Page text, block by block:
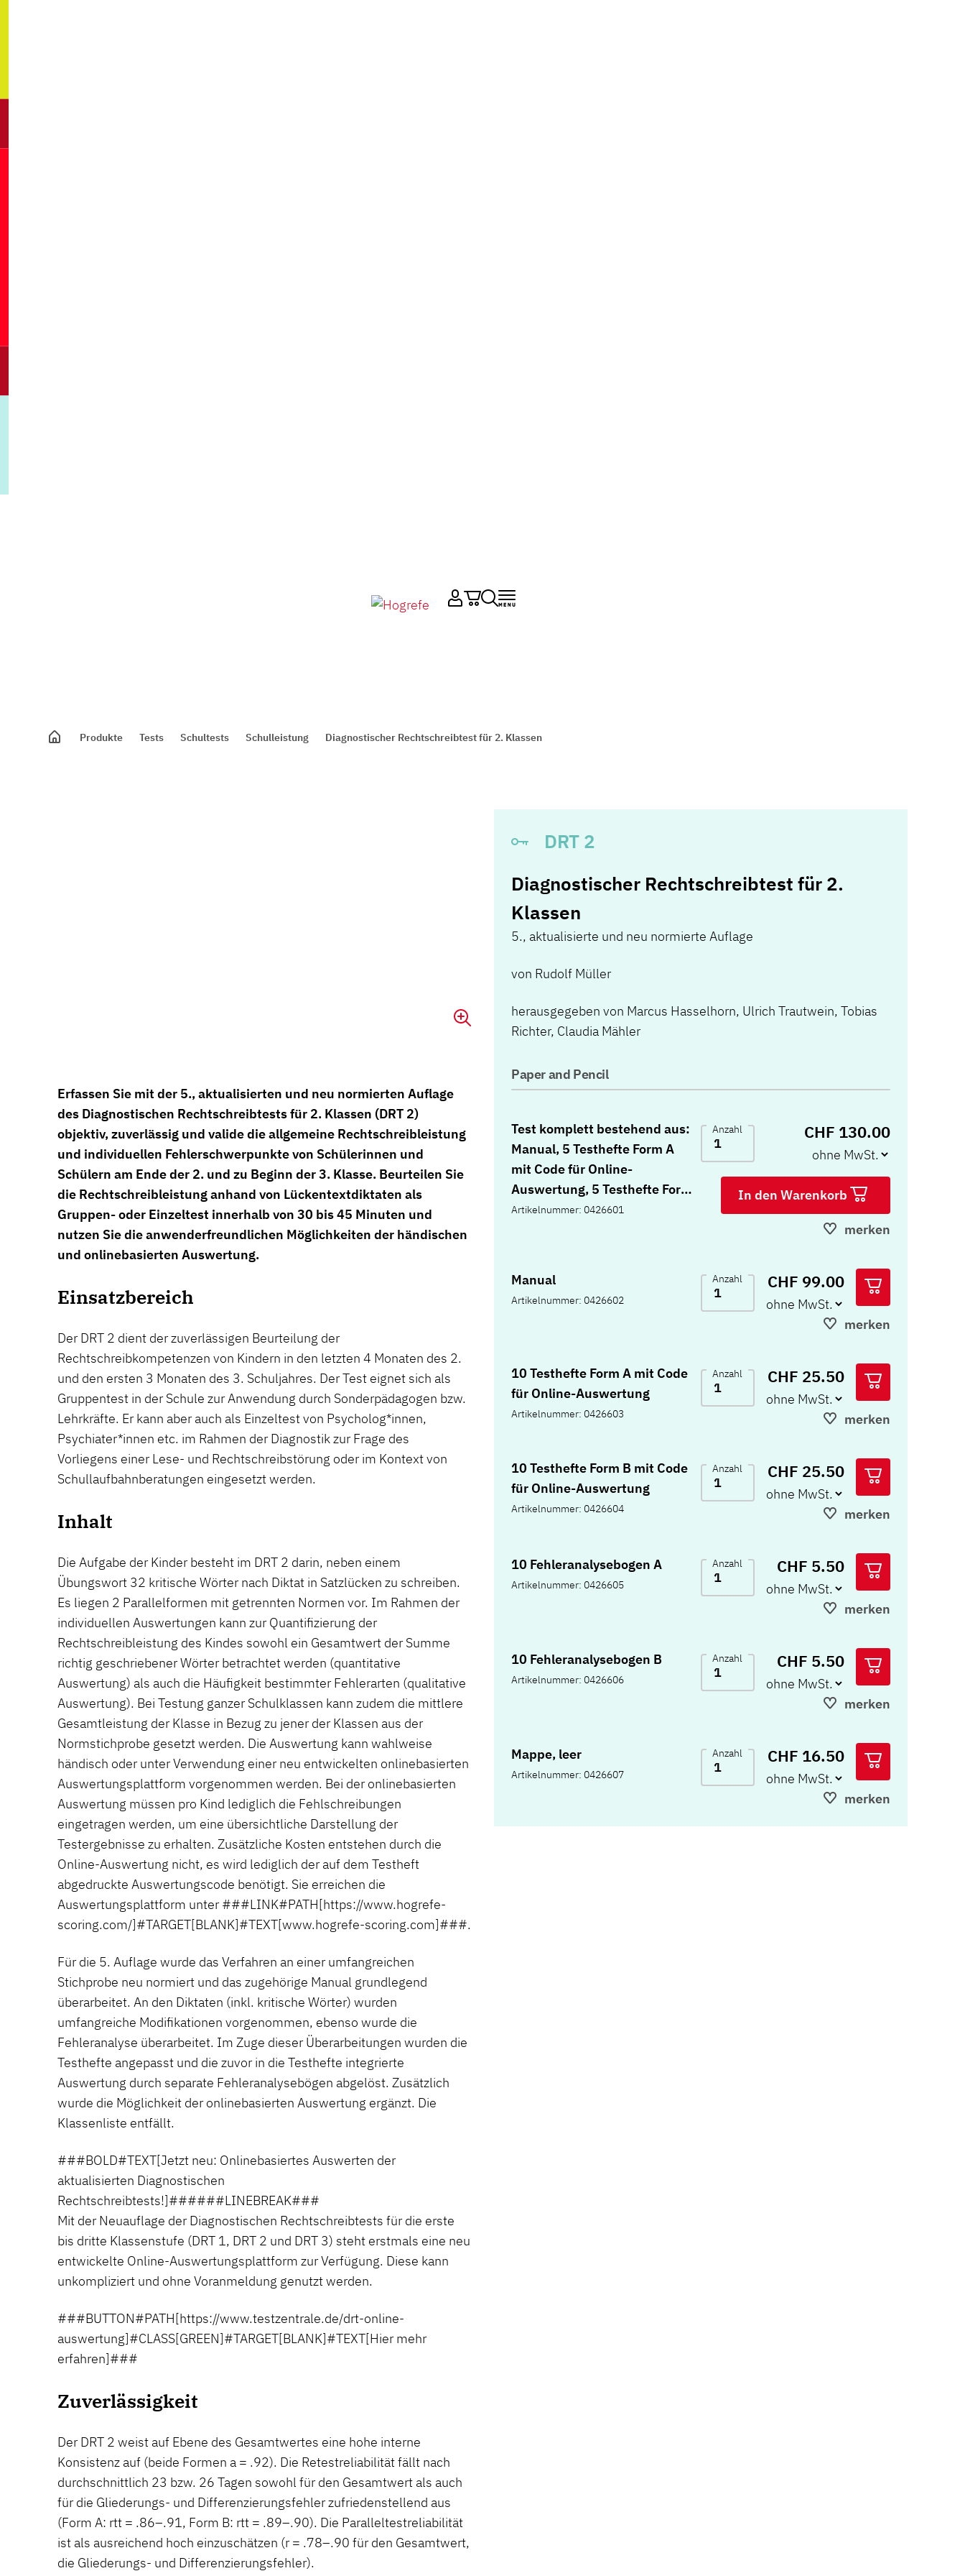
Produkte Tests Schultests Schulleistung Diagnostischer Rechtschreibtest für 2. Klassen
DRT 2
Diagnostischer Rechtschreibtest für 2.
Klassen
5., aktualisierte und neu normierte Auflage
von Rudolf Müller
herausgegeben von Marcus Hasselhorn, Ulrich Trautwein, Tobias
Richter, Claudia Mähler
Paper and Pencil
Test komplett bestehend aus:
Manual, 5 Testhefte Form A
mit Code für Online-
Auswertung, 5 Testhefte Form
B mit Code für Online-
Mappe
Artikelnummer: 0426601
Anzahl CHF 130.00
In den Warenkorb
merken
Manual
Artikelnummer: 0426602
Anzahl CHF 99.00
merken
10 Testhefte Form A mit Code
für Online-Auswertung
Artikelnummer: 0426603
Anzahl CHF 25.50
merken
10 Testhefte Form B mit Code
für Online-Auswertung
Artikelnummer: 0426604
Anzahl CHF 25.50
merken
10 Fehleranalysebogen A
Artikelnummer: 0426605
Anzahl CHF 5.50
merken
10 Fehleranalysebogen B
Artikelnummer: 0426606
Anzahl CHF 5.50
merken
Mappe, leer
Artikelnummer: 0426607
Anzahl CHF 16.50
merken
Erfassen Sie mit der 5., aktualisierten und neu normierten Auflage
des Diagnostischen Rechtschreibtests für 2. Klassen (DRT 2)
objektiv, zuverlässig und valide die allgemeine Rechtschreibleistung
und individuellen Fehlerschwerpunkte von Schülerinnen und
Schülern am Ende der 2. und zu Beginn der 3. Klasse. Beurteilen Sie
die Rechtschreibleistung anhand von Lückentextdiktaten als
Gruppen- oder Einzeltest innerhalb von 30 bis 45 Minuten und
nutzen Sie die anwenderfreundlichen Möglichkeiten der händischen
und onlinebasierten Auswertung.
Einsatzbereich
Der DRT 2 dient der zuverlässigen Beurteilung der
Rechtschreibkompetenzen von Kindern in den letzten 4 Monaten des 2.
und den ersten 3 Monaten des 3. Schuljahres. Der Test eignet sich als
Gruppentest in der Schule zur Anwendung durch Sonderpädagogen bzw.
Lehrkräfte. Er kann aber auch als Einzeltest von Psycholog*innen,
Psychiater*innen etc. im Rahmen der Diagnostik zur Frage des
Vorliegens einer Lese- und Rechtschreibstörung oder im Kontext von
Schullaufbahnberatungen eingesetzt werden.
Inhalt
Die Aufgabe der Kinder besteht im DRT 2 darin, neben einem
Übungswort 32 kritische Wörter nach Diktat in Satzlücken zu schreiben.
Es liegen 2 Parallelformen mit getrennten Normen vor. Im Rahmen der
individuellen Auswertungen kann zur Quantifizierung der
Rechtschreibleistung des Kindes sowohl ein Gesamtwert der Summe
richtig geschriebener Wörter betrachtet werden (quantitative
Auswertung) als auch die Häufigkeit bestimmter Fehlerarten (qualitative
Auswertung). Bei Testung ganzer Schulklassen kann zudem die mittlere
Gesamtleistung der Klasse in Bezug zu jener der Klassen aus der
Normstichprobe gesetzt werden. Die Auswertung kann wahlweise
händisch oder unter Verwendung einer neu entwickelten onlinebasierten
Auswertungsplattform vorgenommen werden. Bei der onlinebasierten
Auswertung müssen pro Kind lediglich die Fehlschreibungen
eingetragen werden, um eine übersichtliche Darstellung der
Testergebnisse zu erhalten. Zusätzliche Kosten entstehen durch die
Online-Auswertung nicht, es wird lediglich der auf dem Testheft
abgedruckte Auswertungscode benötigt. Sie erreichen die
Auswertungsplattform unter ###LINK#PATH[https://www.hogrefe-
scoring.com/]#TARGET[BLANK]#TEXT[www.hogrefe-scoring.com]###.
Für die 5. Auflage wurde das Verfahren an einer umfangreichen
Stichprobe neu normiert und das zugehörige Manual grundlegend
überarbeitet. An den Diktaten (inkl. kritische Wörter) wurden
umfangreiche Modifikationen vorgenommen, ebenso wurde die
Fehleranalyse überarbeitet. Im Zuge dieser Überarbeitungen wurden die
Testhefte angepasst und die zuvor in die Testhefte integrierte
Auswertung durch separate Fehleranalysebögen abgelöst. Zusätzlich
wurde die Möglichkeit der onlinebasierten Auswertung ergänzt. Die
Klassenliste entfällt.
###BOLD#TEXT[Jetzt neu: Onlinebasiertes Auswerten der
aktualisierten Diagnostischen
Rechtschreibtests!]######LINEBREAK###
Mit der Neuauflage der Diagnostischen Rechtschreibtests für die erste
bis dritte Klassenstufe (DRT 1, DRT 2 und DRT 3) steht erstmals eine neu
entwickelte Online-Auswertungsplattform zur Verfügung. Diese kann
unkompliziert und ohne Voranmeldung genutzt werden.
###BUTTON#PATH[https://www.testzentrale.de/drt-online-
auswertung]#CLASS[GREEN]#TARGET[BLANK]#TEXT[Hier mehr
erfahren]###
Zuverlässigkeit
Der DRT 2 weist auf Ebene des Gesamtwertes eine hohe interne
Konsistenz auf (beide Formen a = .92). Die Retestreliabilität fällt nach
durchschnittlich 23 bzw. 26 Tagen sowohl für den Gesamtwert als auch
für die Gliederungs- und Differenzierungsfehler zufriedenstellend aus
(Form A: rtt = .86–.91, Form B: rtt = .89–.90). Die Paralleltestreliabilität
ist als ausreichend hoch einzuschätzen (r = .78–.90 für den Gesamtwert,
die Gliederungs- und Differenzierungsfehler).